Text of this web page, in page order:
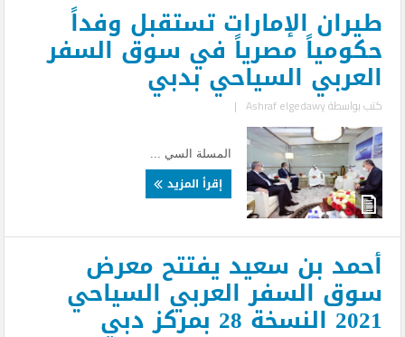
طيران الإمارات تستقبل وفداً
حكومياً مصرياً في سوق السفر
العربي السياحي بدبي
كتب بواسطةAshraf elgedawy
|
المسلة السي ...
إقرأ المزيد
أحمد بن سعيد يفتتح معرض
سوق السفر العربي السياحي
2021 النسخة 28 بمركز دبي